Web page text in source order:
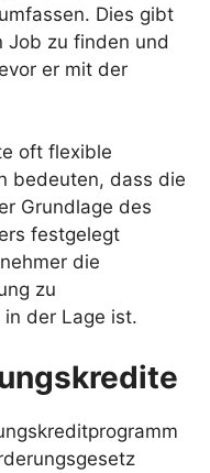
Dies gibt
Job zu finden und
er mit der
oft flexible
bedeuten, dass die
Grundlage des
festgelegt
die
zu
der Lage ist.